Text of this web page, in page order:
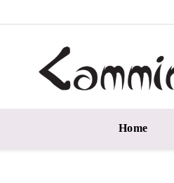
Home